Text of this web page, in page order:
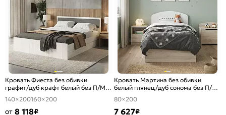
Кровать Фиеста без обивки
графит/дуб крафт белый без П/М
1400x2000, изголовье жесткое
140×200160×200
от 8 118₽
Кровать Мартина без обивки
белый глянец/дуб сонома без П/М
800x2000, изголовье жесткое
80×200
7 627₽